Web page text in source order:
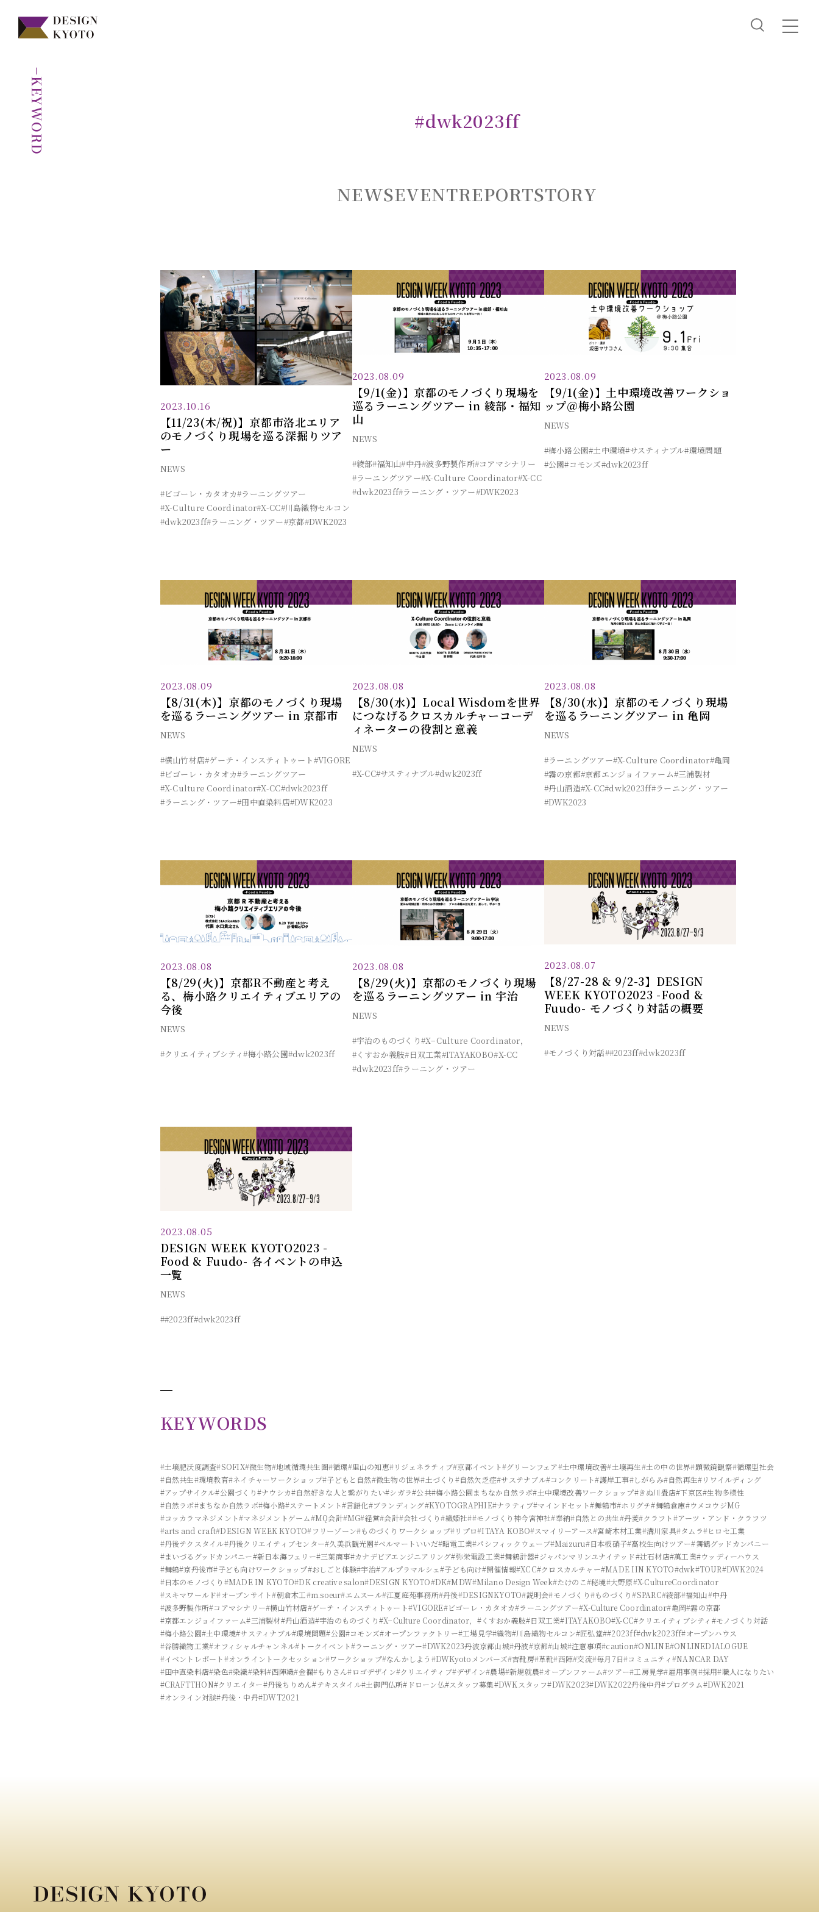
−KEYWORD #dwk2023ff
NEWSEVENTREPORTSTORY
2023.10.16
【11/23(木/祝)】京都市洛北エリア
のモノづくり現場を巡る深掘りツア
ー
NEWS
#ビゴーレ・カタオカ#ラーニングツアー
#X-Culture Coordinator#X-CC#川島織物セルコン
#dwk2023ff#ラーニング・ツアー#京都#DWK2023
2023.08.09
【9/1(金)】京都のモノづくり現場を
巡るラーニングツアー in 綾部・福知
山
NEWS
#綾部#福知山#中丹#波多野製作所#コアマシナリー
#ラーニングツアー#X-Culture Coordinator#X-CC
#dwk2023ff#ラーニング・ツアー#DWK2023
2023.08.09
【9/1(金)】土中環境改善ワークショ
ップ＠梅小路公園
NEWS
#梅小路公園#土中環境#サスティナブル#環境問題
#公園#コモンズ#dwk2023ff
2023.08.09
【8/31(木)】京都のモノづくり現場
を巡るラーニングツアー in 京都市
NEWS
#横山竹材店#ゲーテ・インスティトゥート#VIGORE
#ビゴーレ・カタオカ#ラーニングツアー
#X-Culture Coordinator#X-CC#dwk2023ff
#ラーニング・ツアー#田中直染料店#DWK2023
2023.08.08
【8/30(水)】Local Wisdomを世界
につなげるクロスカルチャーコーデ
ィネーターの役割と意義
NEWS
#X-CC#サスティナブル#dwk2023ff
2023.08.08
【8/30(水)】京都のモノづくり現場
を巡るラーニングツアー in 亀岡
NEWS
#ラーニングツアー#X-Culture Coordinator#亀岡
#霧の京都#京都エンジョイファーム#三浦製材
#丹山酒造#X-CC#dwk2023ff#ラーニング・ツアー
#DWK2023
2023.08.08
【8/29(火)】京都R不動産と考え
る、梅小路クリエイティブエリアの
今後
NEWS
#クリエイティブシティ#梅小路公園#dwk2023ff
2023.08.08
【8/29(火)】京都のモノづくり現場
を巡るラーニングツアー in 宇治
NEWS
#宇治のものづくり#X−Culture Coordinator，
#くすおか義肢#日双工業#ITAYAKOBO#X-CC
#dwk2023ff#ラーニング・ツアー
2023.08.07
【8/27-28 & 9/2-3】DESIGN
WEEK KYOTO2023 -Food &
Fuudo- モノづくり対話の概要
NEWS
#モノづくり対話##2023ff#dwk2023ff
2023.08.05
DESIGN WEEK KYOTO2023 -
Food & Fuudo- 各イベントの申込
一覧
NEWS
##2023ff#dwk2023ff
KEYWORDS
#土壌肥沃度調査#SOFIX#微生物#地域循環共生圏#循環#里山の知恵#リジェネラティブ#京都イベント#グリーンフェア#土中環境改善#土壌再生#土の中の世界#顕微鏡観察#循環型社会
#自然共生#環境教育#ネイチャーワークショップ#子どもと自然#微生物の世界#土づくり #自然欠乏症#サステナブル#コンクリート#護岸工事#しがらみ#自然再生#リワイルディング
#アップサイクル#公園づくり#ナウシカ#自然好きな人と繋がりたい#シガラ#公共#梅小路公園まちなか自然ラボ#土中環境改善ワークショップ#きぬ川畳店#下京区#生物多様性
#自然ラボ#まちなか自然ラボ#梅小路#ステートメント#言語化#ブランディング#KYOTOGRAPHIE#ナラティブ#マインドセット#舞鶴市#ホリグチ#舞鶴倉庫#ウメコウジMG
#コッカラマネジメント#マネジメントゲーム#MQ会計#MG#経営#会計#会社づくり#織姫社##モノづくり神今宮神社#奉納#自然との共生#丹菱#クラフト#アーツ・アンド・クラフツ
#arts and craft#DESIGN WEEK KYOTO#フリーゾーン#ものづくりワークショップ#リプロ#ITAYA KOBO#スマイリーアース#宮崎木材工業#溝川家具#タムラ#ヒロセ工業
#丹後テクスタイル#丹後クリエイティブセンター#久美浜観光園#ベルマートいいだ#昭電工業#パシフィックウェーブ#Maizuru#日本板硝子#高校生向けツアー#舞鶴グッドカンパニー
#まいづるグッドカンパニー#新日本海フェリー#三葉商事#カナデビアエンジニアリング#弥栄電設工業#舞鶴計器#ジャパンマリンユナイテッド#辻石材店#萬工業#ウッディーハウス
#舞鶴#京丹後市#子ども向けワークショップ#おしごと体験#宇治#アルプラマルシェ#子ども向け#開催情報#XCC#クロスカルチャー#MADE IIN KYOTO#dwk#TOUR#DWK2024
#日本のモノづくり #MADE IN KYOTO#DK creative salon#DESIGN KYOTO#DK#MDW#Milano Design Week#たけのこ#秘境#大野原#X-CultureCoordinator
#スキマワールド#オープンサイト#朝倉木工#m.soeur#エムスール#江夏庭苑事務所#丹後#DESIGNKYOTO#説明会#モノづくり#ものづくり#SPARC#綾部#福知山#中丹
#波多野製作所#コアマシナリー#横山竹材店#ゲーテ・インスティトゥート#VIGORE#ビゴーレ・カタオカ#ラーニングツアー#X-Culture Coordinator#亀岡#霧の京都
#京都エンジョイファーム#三浦製材#丹山酒造#宇治のものづくり#X−Culture Coordinator， #くすおか義肢#日双工業#ITAYAKOBO#X-CC#クリエイティブシティ #モノづくり対話
#梅小路公園#土中環境#サスティナブル#環境問題#公園#コモンズ#オープンファクトリー#工場見学#織物#川島織物セルコン#匠弘堂##2023ff#dwk2023ff#オープンハウス
#谷勝織物工業#オフィシャルチャンネル#トークイベント#ラーニング・ツアー#DWK2023丹波京都山城#丹波#京都#山城#注意事項#caution#ONLINE#ONLINEDIALOGUE
#イベントレポート#オンライントークセッション#ワークショップ#なんかしよう #DWKyotoメンバーズ#吉靴房#革靴#西陣#交流#毎月7日#コミュニティ #NANCAR DAY
#田中直染料店#染色#染織#染料#西陣織#金襴#もりさん#ロゴデザイン#クリエイティブ#デザイン#農場#新規就農#オープンファーム#ツアー#工房見学#雇用事例#採用#職人になりたい
#CRAFTTHON#クリエイター#丹後ちりめん#テキスタイル#土御門仏所#ドローン仏#スタッフ募集#DWKスタッフ#DWK2023#DWK2022丹後中丹#プログラム#DWK2021
#オンライン対談#丹後・中丹#DWT2021